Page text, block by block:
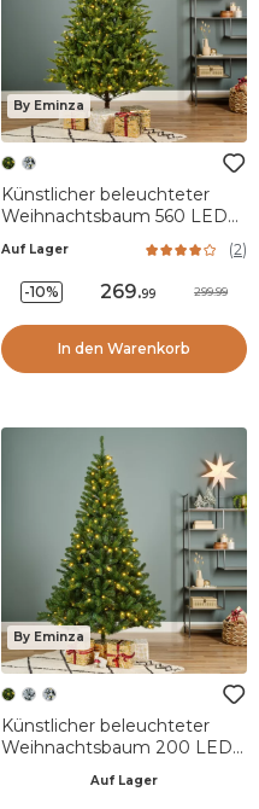
By Eminza
Künstlicher beleuchteter
Weihnachtsbaum 560 LED
(H240 cm) Allix Tannengrün
Auf Lager (2)
-10% 269.99 299.99
In den Warenkorb
By Eminza
Künstlicher beleuchteter
Weihnachtsbaum 200 LED
Auf Lager